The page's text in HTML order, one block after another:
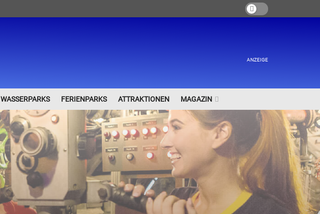
ANZEIGE
WASSERPARKS FERIENPARKS ATTRAKTIONEN MAGAZIN